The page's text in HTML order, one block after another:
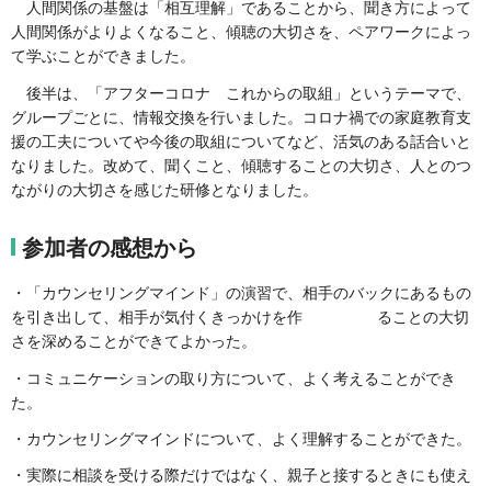
人間関係の基盤は「相互理解」であることから、聞き方によって
人間関係がよりよくなること、傾聴の大切さを、ペアワークによっ
て学ぶことができました。
後半は、「アフターコロナ これからの取組」というテーマで、
グループごとに、情報交換を行いました。コロナ禍での家庭教育支
援の工夫についてや今後の取組についてなど、活気のある話合いと
なりました。改めて、聞くこと、傾聴することの大切さ、人とのつ
ながりの大切さを感じた研修となりました。
参加者の感想から
・「カウンセリングマインド」の演習で、相手のバックにあるもの
を引き出して、相手が気付くきっかけを作 ることの大切
さを深めることができてよかった。
・コミュニケーションの取り方について、よく考えることができ
た。
・カウンセリングマインドについて、よく理解することができた。
・実際に相談を受ける際だけではなく、親子と接するときにも使え